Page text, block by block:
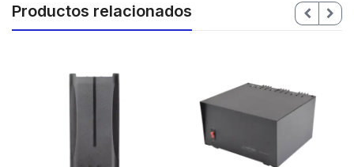
Productos relacionados